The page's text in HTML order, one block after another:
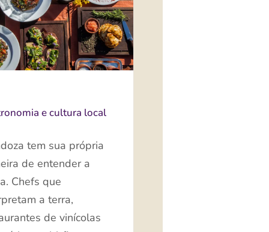
e cultura local
tem sua própria
de entender a
Chefs que
a terra,
de vinícolas